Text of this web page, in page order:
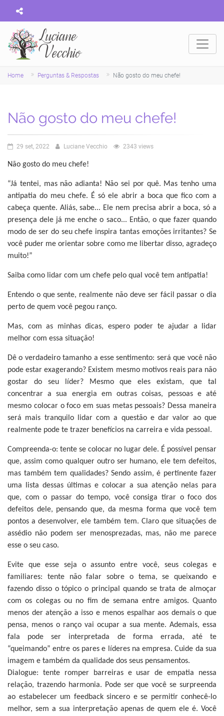
Home Perguntas & Respostas Não gosto do meu chefe!
Não gosto do meu chefe!
29 set, 2022 Luciane Vecchio 2343 views
Não gosto do meu chefe!
“Já tentei, mas não adianta! Não sei por quê. Mas tenho uma
antipatia do meu chefe. É só ele abrir a boca que fico com a
cabeça quente. Aliás, sabe... Ele nem precisa abrir a boca, só a
presença dele já me enche o saco... Então, o que fazer quando
modo de ser do seu chefe inspira tantas emoções irritantes? Se
você puder me orientar sobre como me libertar disso, agradeço
muito!”
Saiba como lidar com um chefe pelo qual você tem antipatia!
Entendo o que sente, realmente não deve ser fácil passar o dia
perto de quem você pegou ranço.
Mas, com as minhas dicas, espero poder te ajudar a lidar
melhor com essa situação!
Dê o verdadeiro tamanho a esse sentimento: será que você não
pode estar exagerando? Existem mesmo motivos reais para não
gostar do seu líder? Mesmo que eles existam, que tal
concentrar a sua energia em outras coisas, pessoas e até
mesmo colocar o foco em suas metas pessoais? Dessa maneira
será mais tranquilo lidar com a questão e dar valor ao que
realmente pode te trazer benefícios na carreira e vida pessoal.
Compreenda-o: tente se colocar no lugar dele. É possível pensar
que, assim como qualquer outro ser humano, ele tem defeitos,
mas também tem qualidades? Sendo assim, é pertinente fazer
uma lista dessas últimas e colocar a sua atenção nelas para
que, como passar do tempo, você consiga tirar o foco dos
defeitos dele, pensando que, da mesma forma que você tem
pontos a desenvolver, ele também tem. Claro que situações de
assédio não podem ser menosprezadas, mas, não me parece
esse o seu caso.
Evite que esse seja o assunto entre você, seus colegas e
familiares: tente não falar sobre o tema, se queixando e
fazendo disso o tópico o principal quando se trata de almoçar
com os colegas ou no fim de semana entre amigos. Quanto
menos der atenção a isso e menos espalhar aos demais o que
pensa, menos o ranço vai ocupar a sua mente. Ademais, essa
fala pode ser interpretada de forma errada, até te
“queimando” entre os pares e líderes na empresa. Cuide da sua
imagem e também da qualidade dos seus pensamentos.
Dialogue: tente romper barreiras e usar de empatia nessa
relação, trazendo harmonia. Pode ser que você se surpreenda
ao estabelecer um feedback sincero e se permitir conhecê-lo
melhor, sem a sua interpretação apenas de quem ele é. Você